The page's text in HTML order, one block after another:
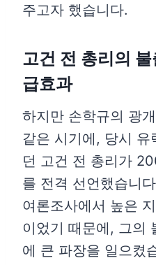
주고자 했습니다.
고건 전 총리의
급효과
하지만 손학규의 광
같은 시기에, 당시 유
던 고건 전 총리가
를 전격 선언했습니
여론조사에서 높은
이었기 때문에, 그의
에 큰 파장을 일으켰